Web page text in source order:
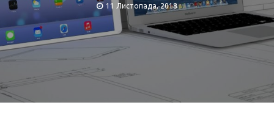
11 Листопада, 2018